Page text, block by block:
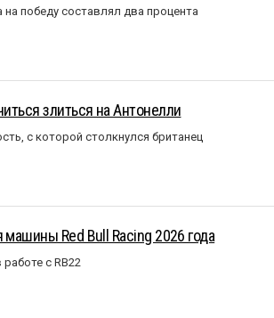
победу составлял два процента
злиться на Антонелли
с которой столкнулся британец
Red Bull Racing 2026 года
с RB22